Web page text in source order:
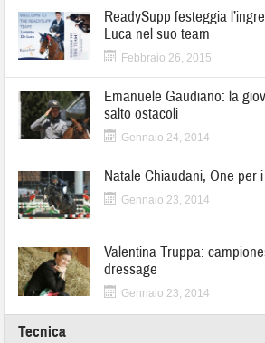
ReadySupp festeggia
Luca nel suo team
Febbraio 26, 2015
Emanuele Gaudiano: la
salto ostacoli
Gennaio 24, 2014
Natale Chiaudani, One per
Gennaio 23, 2014
Valentina Truppa:
dressage
Gennaio 23, 2014
Tecnica